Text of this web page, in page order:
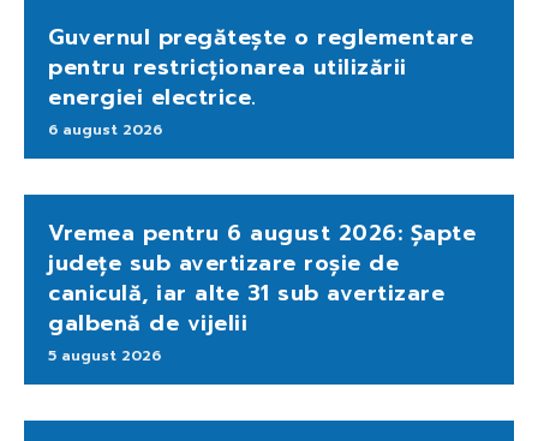
Guvernul pregătește o reglementare
pentru restricționarea utilizării
energiei electrice.
6 august 2026
Vremea pentru 6 august 2026: Șapte
județe sub avertizare roșie de
caniculă, iar alte 31 sub avertizare
galbenă de vijelii
5 august 2026